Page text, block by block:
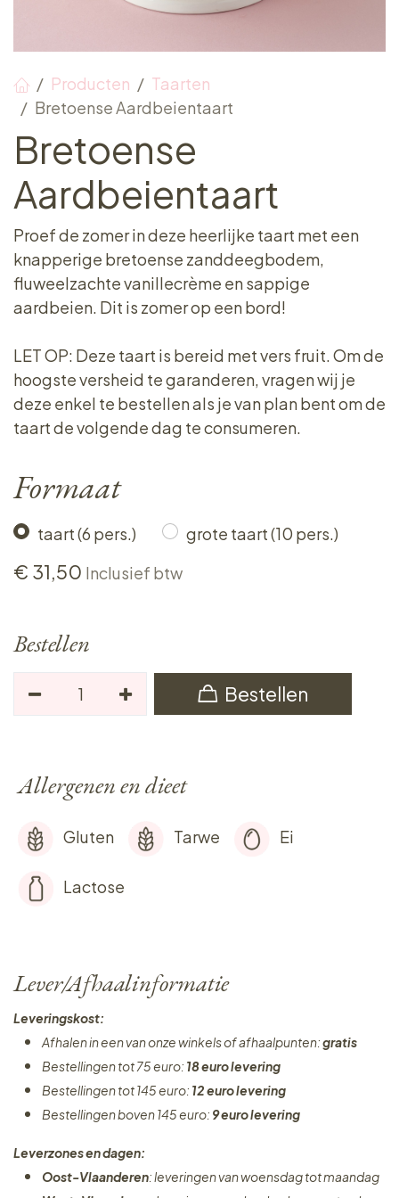
Producten
Taarten
Bretoense Aardbeientaart
Bretoense
Aardbeientaart
Proef de zomer in deze heerlijke taart met een
knapperige bretoense zanddeegbodem,
fluweelzachte vanillecrème en sappige
aardbeien. Dit is zomer op een bord!
LET OP: Deze taart is bereid met vers fruit. Om de
hoogste versheid te garanderen, vragen wij je
deze enkel te bestellen als je van plan bent om de
taart de volgende dag te consumeren.
Formaat
taart (6 pers.) grote taart (10 pers.)
€ 31,50 Inclusief btw
Bestellen
Bestellen
Allergenen en dieet
Gluten Tarwe Ei
Lactose
Lever/Afhaalinformatie
Leveringskost:
Afhalen in een van onze winkels of afhaalpunten:gratis
Bestellingen tot 75 euro: 18 euro levering
Bestellingen tot 145 euro: 12 euro levering
Bestellingen boven 145 euro: 9 euro levering
Leverzones en dagen:
Oost-Vlaanderen: leveringen van woensdag tot maandag